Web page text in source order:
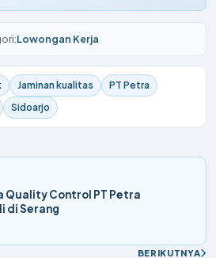
Lowongan Kerja
Jaminan kualitas
PT Petra
Sidoarjo
Quality Control PT Petra
di Serang
BERIKUTNYA